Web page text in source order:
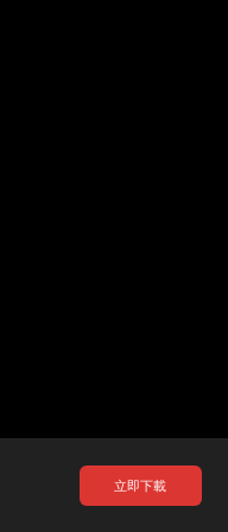
立即下載